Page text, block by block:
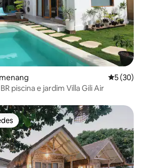
5 de uma
5 (30)
piscina e jardim Villa Gili Air